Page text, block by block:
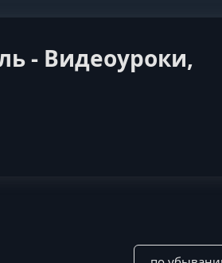
- Видеоуроки,
Сотировать по: